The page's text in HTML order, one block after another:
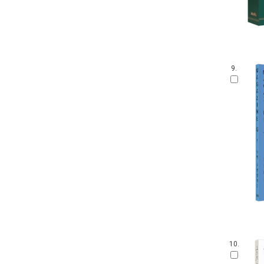
9.
10.